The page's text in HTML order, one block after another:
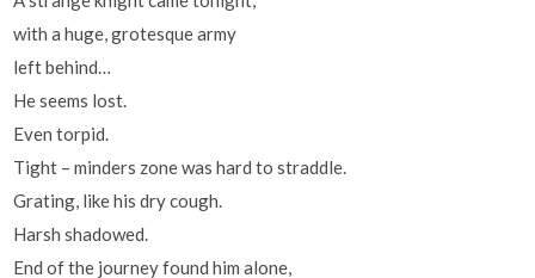
with a huge, grotesque army
left behind…
He seems lost.
Even torpid.
Tight – minders zone was hard to straddle.
Grating, like his dry cough.
Harsh shadowed.
End of the journey found him alone,